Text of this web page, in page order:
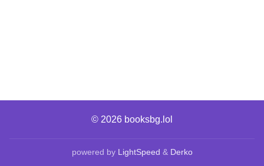
© 2026 booksbg.lol
powered by LightSpeed & Derko